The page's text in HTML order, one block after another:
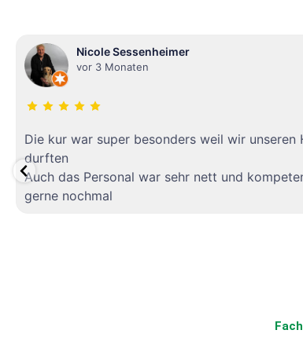
Nicole Sessenheimer
vor 3 Monaten
Die kur war super besonders weil wir unseren
durften
Auch das Personal war sehr nett und
gerne nochmal